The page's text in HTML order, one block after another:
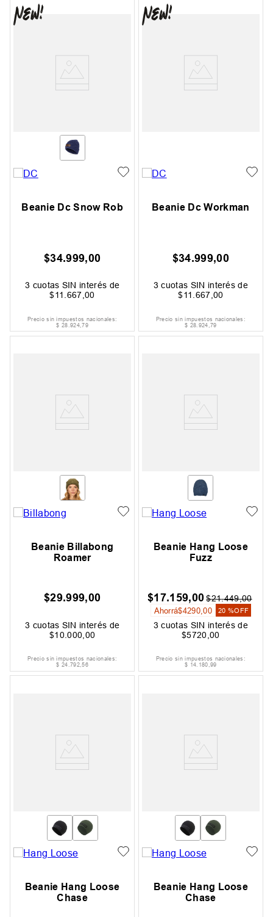
Beanie Dc Snow Rob
$34.999,00
3 cuotas SIN interés de
$11 667 ,00
Precio sin impuestos nacionales:
$ 28.924,79
Beanie Dc Workman
$34.999,00
3 cuotas SIN interés de
$11 667 00
Precio sin impuestos nacionales:
$ 28.924,79
Beanie Billabong
Roamer
$29.999,00
3 cuotas SIN interés de
$10 .000 00
Precio sin impuestos nacionales:
$ 24.792,56
Beanie Hang Loose
Fuzz
$17.159,00 $21.449,00
Ahorrá$4290 ,00 20 %OFF
3 cuotas SIN interés de
$5720 ,00
Precio sin impuestos nacionales:
$ 14. 180,99
Beanie Hang Loose
Chase
Beanie Hang Loose
Chase